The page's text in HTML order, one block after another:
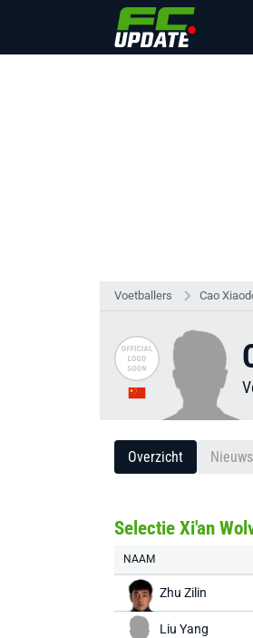
Voetballers Cao
Overzicht Nieuws
Selectie Xi'an
NAAM
Zhu Zilin
Liu Yang